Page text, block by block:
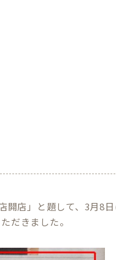
店」と題して、3月8
だきました。